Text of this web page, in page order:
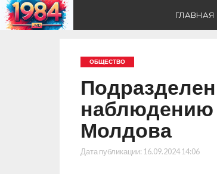
ГЛАВНАЯ
ОБЩЕСТВО
наблюдению
Молдова
Дата публикации: 16.09.2024 14:06